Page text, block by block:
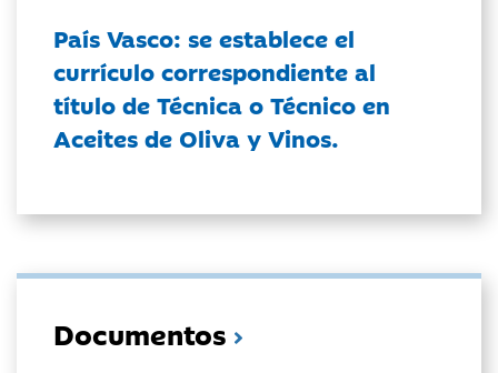
País Vasco: se establece el
currículo correspondiente al
título de Técnica o Técnico en
Aceites de Oliva y Vinos.
Documentos